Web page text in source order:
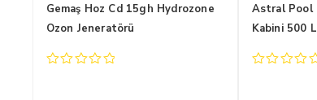
Gemaş Hoz Cd 15gh Hydrozone
Ozon Jeneratörü
Astral Pool
Kabini 500